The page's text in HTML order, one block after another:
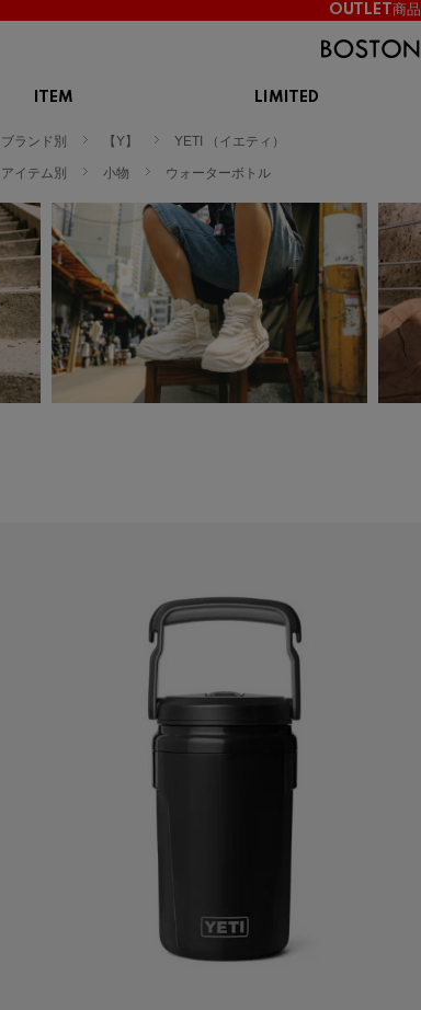
OUTLET商品
BMZ
BROOKS
Flower MOUNTAIN
フラワーマウンテン
hummel
ヒュンメル
INOV8
イノヴェイト
new balance
ニューバランス
NIKE
ナイキ
Northwave
ノースウェーブ
ITEM
サンダル
ブーツ
トレッキングシューズ
ルームシューズ
アウター
トップス
パンツ
ソックス
LIMITED
ブランド別 【Y】 YETI （イエティ）
アイテム別 小物 ウォーターボトル